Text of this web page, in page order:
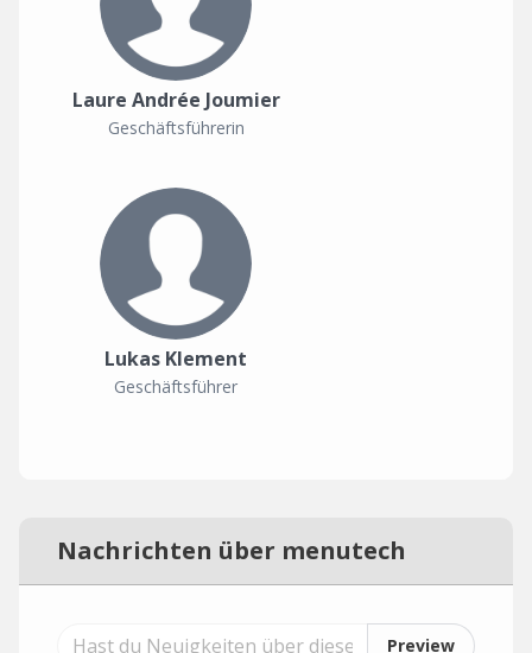
Laure Andrée Joumier
Geschäftsführerin
Lukas Klement
Geschäftsführer
Nachrichten über menutech
Preview